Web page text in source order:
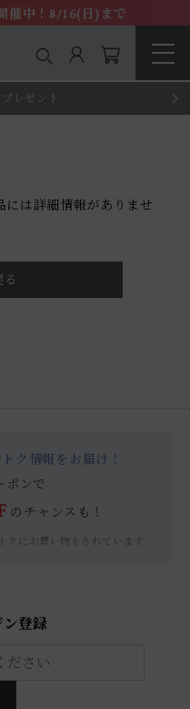
レゼント
催中！8/16(日)まで
には詳細情報がありませ
ク情報をお届け！
ポンで
のチャンスも！
クにお買い物をされています
ン登録